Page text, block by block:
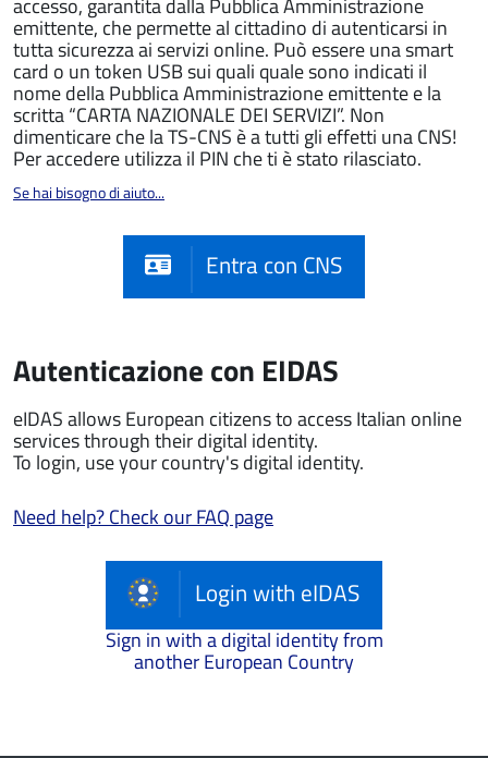
accesso, garantita dalla Pubblica Amministrazione
emittente, che permette al cittadino di autenticarsi in
tutta sicurezza ai servizi online. Può essere una smart
card o un token USB sui quali quale sono indicati il
nome della Pubblica Amministrazione emittente e la
scritta “CARTA NAZIONALE DEI SERVIZI”. Non
dimenticare che la TS-CNS è a tutti gli effetti una CNS!
Per accedere utilizza il PIN che ti è stato rilasciato.
Se hai bisogno di aiuto...
Entra con CNS
Autenticazione con EIDAS
eIDAS allows European citizens to access Italian online
services through their digital identity.
To login, use your country's digital identity.
Need help? Check our FAQ page
Login with eIDAS
Sign in with a digital identity from
another European Country